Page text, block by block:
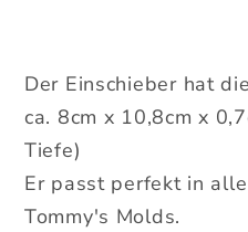
Der Einschieber hat
ca. 8cm x 10,8cm x
Tiefe)
Er passt perfekt in
Tommy's Molds.